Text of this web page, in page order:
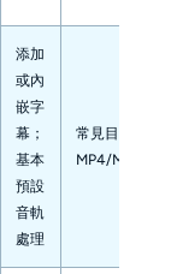
添加
或內
嵌字
幕；
基本
預設
音軌
處理
常見目標如
MP4/MKV